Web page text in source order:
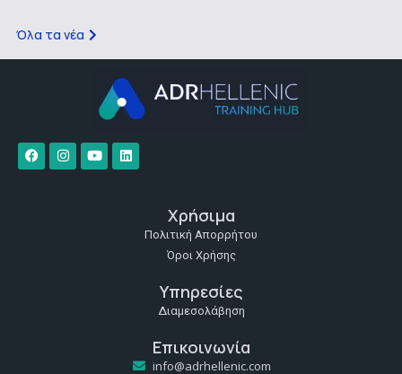
Όλα τα νέα
Χρήσιμα
Πολιτική Απορρήτου
Όροι Χρήσης
Υπηρεσίες
Διαμεσολάβηση
Επικοινωνία
info@adrhellenic.com